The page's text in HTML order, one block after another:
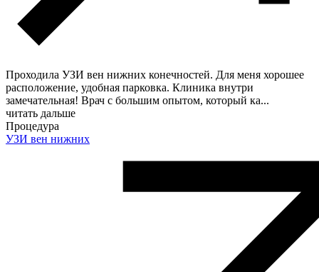
Проходила УЗИ вен нижних конечностей. Для меня хорошее
расположение, удобная парковка. Клиника внутри
замечательная! Врач с большим опытом, который ка...
читать дальше
Процедура
УЗИ вен нижних